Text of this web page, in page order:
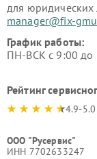
для юридических
manager@fix-
График работы:
ПН-ВСК с 9:00 до
Рейтинг
4.9-5.0
ООО "Русервис"
ИНН 7702633247